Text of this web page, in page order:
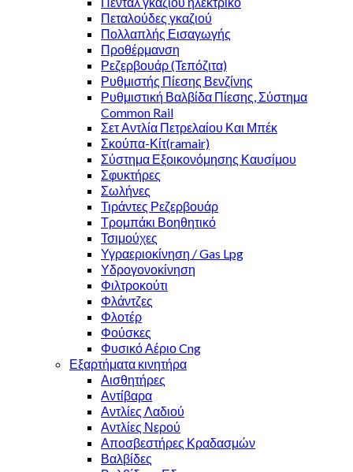
Πεταλούδες γκαζιού
Πολλαπλής Εισαγωγής
Προθέρμανση
Ρεζερβουάρ (Τεπόζιτα)
Ρυθμιστής Πίεσης Βενζίνης
Ρυθμιστική Βαλβίδα Πίεσης, Σύστημα
Common Rail
Σετ Αντλία Πετρελαίου Και Μπέκ
Σκούπα-Κίτ(ramair)
Σύστημα Εξοικονόμησης Καυσίμου
Σφυκτήρες
Σωλήνες
Τιράντες Ρεζερβουάρ
Τρομπάκι Βοηθητικό
Τσιμούχες
Υγραεριοκίνηση / Gas Lpg
Υδρογονοκίνηση
Φιλτροκούτι
Φλάντζες
Φλοτέρ
Φούσκες
Φυσικό Αέριο Cng
Εξαρτήματα κινητήρα
Αισθητήρες
Αντίβαρα
Αντλίες Λαδιού
Αντλίες Νερού
Αποσβεστήρες Κραδασμών
Βαλβίδες